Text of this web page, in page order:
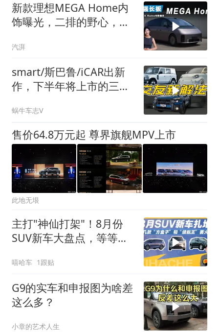
新款理想MEGA Home内
饰曝光，二排的野心，不
汽湃
smart/斯巴鲁/iCAR出新
作，下半年将上市的三台
蜗牛车志V
售价64.8万元起 尊界旗舰MPV上市
此地无垠
主打"神仙打架"！8月份
SUV新车大盘点，等等党
嘻哈车 1跟贴
G9的实车和申报图为啥差
这么多？
小章的艺术人生